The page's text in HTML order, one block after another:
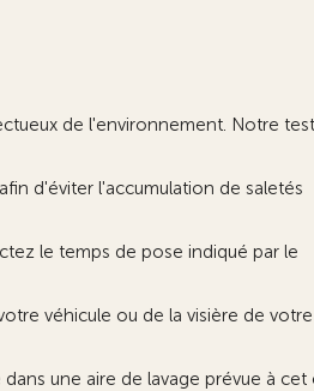
de l'environnement. Notre
d'éviter l'accumulation de saletés
le temps de pose indiqué par le
véhicule ou de la visière de votre
une aire de lavage prévue à cet